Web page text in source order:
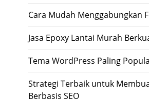
Cara Mudah Menggabungkan
Jasa Epoxy Lantai Murah
Tema WordPress Paling
Strategi Terbaik untuk
Berbasis SEO